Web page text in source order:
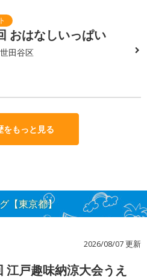
おはなしいっぱい
田谷区
をもっと見る
【東京都】
2026/08/07 更新
江戸趣味納涼大会うえ